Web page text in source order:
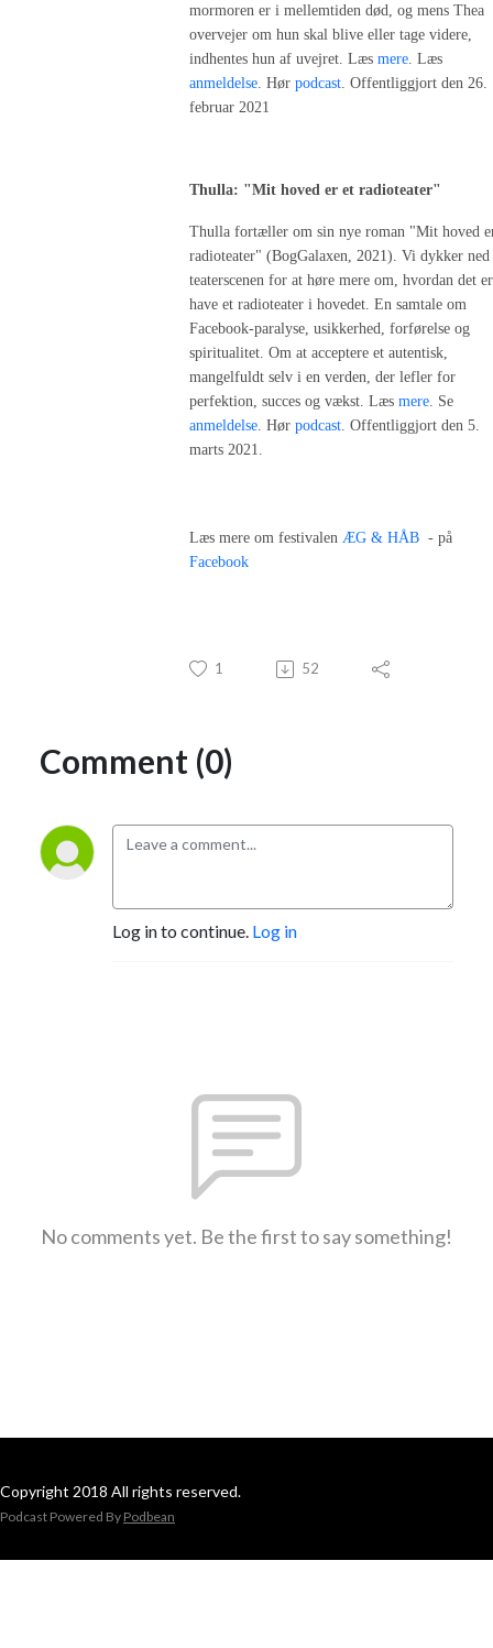
mormoren er i mellemtiden død, og mens Thea
overvejer om hun skal blive eller tage videre,
indhentes hun af uvejret. Læs mere. Læs
anmeldelse. Hør podcast. Offentliggjort den 26.
februar 2021
Thulla: "Mit hoved er et radioteater"
Thulla fortæller om sin nye roman "Mit hoved
radioteater" (BogGalaxen, 2021). Vi dykker ned
teaterscenen for at høre mere om, hvordan det
have et radioteater i hovedet. En samtale om
Facebook-paralyse, usikkerhed, forførelse og
spiritualitet. Om at acceptere et autentisk,
mangelfuldt selv i en verden, der lefler for
perfektion, succes og vækst. Læs mere. Se
anmeldelse. Hør podcast. Offentliggjort den 5.
marts 2021.
Læs mere om festivalen ÆG & HÅB - på
Facebook
1 52
Comment (0)
Log in to continue. Log in
No comments yet. Be the first to say something!
Copyright 2018 All rights reserved.
Podcast Powered By Podbean